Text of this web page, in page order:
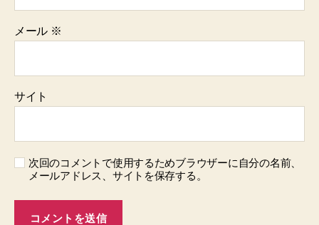
メール ※
サイト
次回のコメントで使用するためブラウザーに自分の名前、
メールアドレス、サイトを保存する。